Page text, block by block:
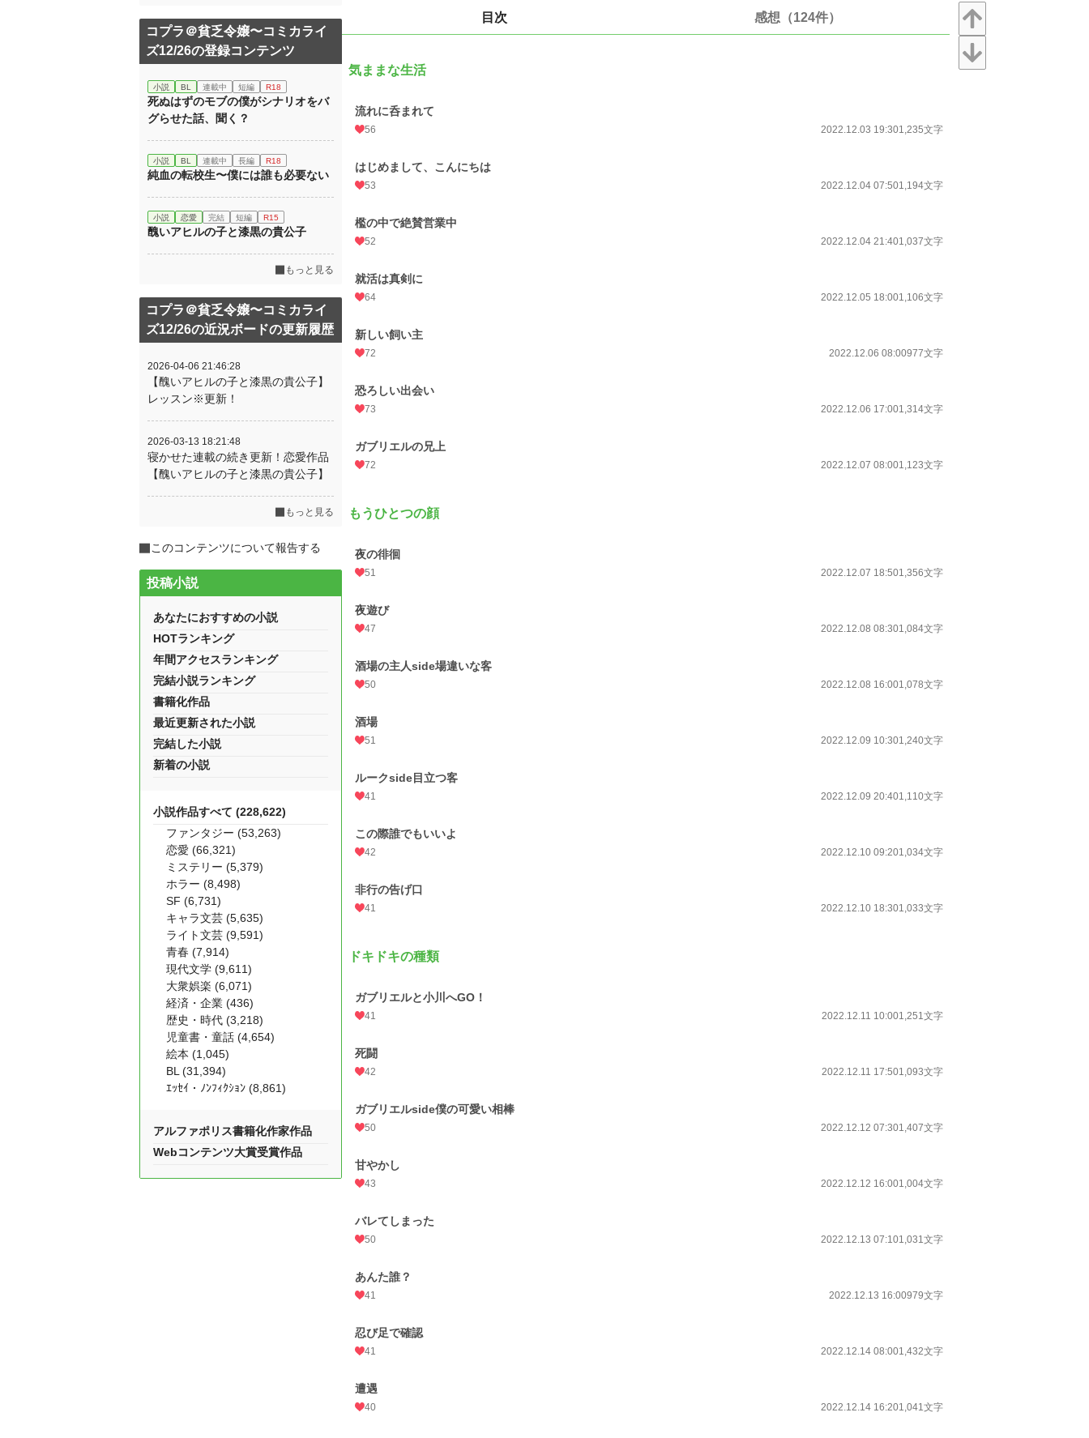
目次 感想（124件）
気ままな生活
流れに呑まれて
56 2022.12.03 19:301,235文字
はじめまして、こんにちは
53 2022.12.04 07:501,194文字
檻の中で絶賛営業中
52 2022.12.04 21:401,037文字
就活は真剣に
64 2022.12.05 18:001,106文字
新しい飼い主
72 2022.12.06 08:00977文字
恐ろしい出会い
73 2022.12.06 17:001,314文字
ガブリエルの兄上
72 2022.12.07 08:001,123文字
もうひとつの顔
夜の徘徊
51 2022.12.07 18:501,356文字
夜遊び
47 2022.12.08 08:301,084文字
酒場の主人side場違いな客
50 2022.12.08 16:001,078文字
酒場
51 2022.12.09 10:301,240文字
ルークside目立つ客
41 2022.12.09 20:401,110文字
この際誰でもいいよ
42 2022.12.10 09:201,034文字
非行の告げ口
41 2022.12.10 18:301,033文字
ドキドキの種類
ガブリエルと小川へGO！
41 2022.12.11 10:001,251文字
死闘
42 2022.12.11 17:501,093文字
ガブリエルside僕の可愛い相棒
50 2022.12.12 07:301,407文字
甘やかし
43 2022.12.12 16:001,004文字
バレてしまった
50 2022.12.13 07:101,031文字
あんた誰？
41 2022.12.13 16:00979文字
忍び足で確認
41 2022.12.14 08:001,432文字
遭遇
40 2022.12.14 16:201,041文字
コプラ＠貧乏令嬢〜コミカライ
ズ12/26の登録コンテンツ
小説 BL 連載中 短編 R18
死ぬはずのモブの僕がシナリオをバ
グらせた話、聞く？
小説 BL 連載中 長編 R18
純血の転校生〜僕には誰も必要ない
小説 恋愛 完結 短編 R15
醜いアヒルの子と漆黒の貴公子
もっと見る
コプラ＠貧乏令嬢〜コミカライ
ズ12/26の近況ボードの更新履歴
2026-04-06 21:46:28
【醜いアヒルの子と漆黒の貴公子】
レッスン※更新！
2026-03-13 18:21:48
寝かせた連載の続き更新！恋愛作品
【醜いアヒルの子と漆黒の貴公子】
もっと見る
このコンテンツについて報告する
投稿小説
あなたにおすすめの小説
HOTランキング
年間アクセスランキング
完結小説ランキング
書籍化作品
最近更新された小説
完結した小説
新着の小説
小説作品すべて (228,622)
ファンタジー (53,263)
恋愛 (66,321)
ミステリー (5,379)
ホラー (8,498)
SF (6,731)
キャラ文芸 (5,635)
ライト文芸 (9,591)
青春 (7,914)
現代文学 (9,611)
大衆娯楽 (6,071)
経済・企業 (436)
歴史・時代 (3,218)
児童書・童話 (4,654)
絵本 (1,045)
BL (31,394)
ｴｯｾｲ・ﾉﾝﾌｨｸｼｮﾝ (8,861)
アルファポリス書籍化作家作品
Webコンテンツ大賞受賞作品